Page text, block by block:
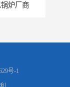
真空炉厂家
号-1